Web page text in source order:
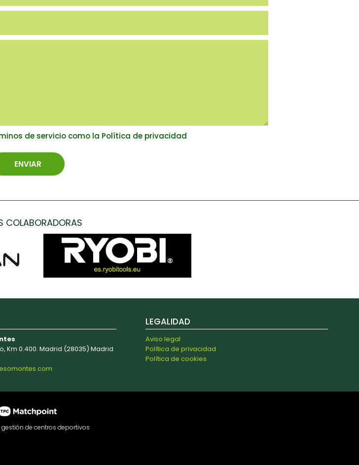
de servicio como la Política de privacidad
COLABORADORAS
Km 0.400. Madrid (28035) Madrid
LEGALIDAD
Aviso legal
Política de privacidad
Política de cookies
gestión de centros deportivos